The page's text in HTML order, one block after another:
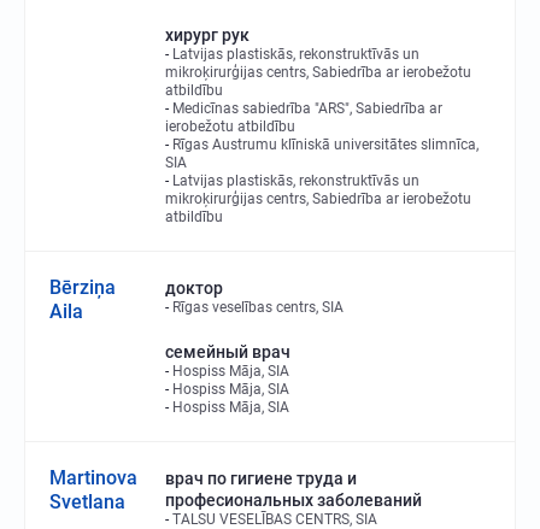
хирург рук
Latvijas plastiskās, rekonstruktīvās un
mikroķirurģijas centrs, Sabiedrība ar ierobežotu
atbildību
Medicīnas sabiedrība "ARS", Sabiedrība ar
ierobežotu atbildību
Rīgas Austrumu klīniskā universitātes slimnīca,
SIA
Latvijas plastiskās, rekonstruktīvās un
mikroķirurģijas centrs, Sabiedrība ar ierobežotu
atbildību
Bērziņa
Aila
доктор
Rīgas veselības centrs, SIA
семейный врач
Hospiss Māja, SIA
Hospiss Māja, SIA
Hospiss Māja, SIA
Martinova
Svetlana
врач по гигиене труда и
професиональных заболеваний
TALSU VESELĪBAS CENTRS, SIA